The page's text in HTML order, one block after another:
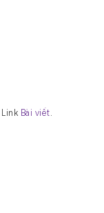
Link Bài viết.